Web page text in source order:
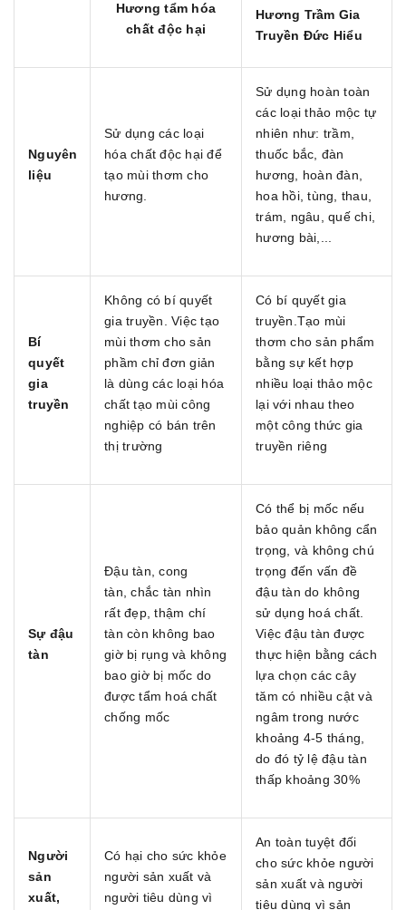
Hương tẩm hóa
chất độc hại
Hương Trầm Gia
Truyền Đức Hiểu
Nguyên
liệu
Sử dụng các loại
hóa chất độc hại để
tạo mùi thơm cho
hương.
Sử dụng hoàn toàn
các loại thảo mộc tự
nhiên như: trầm,
thuốc bắc, đàn
hương, hoàn đàn,
hoa hồi, tùng, thau,
trám, ngâu, quế chi,
hương bài,...
Bí
quyết
gia
truyền
Không có bí quyết
gia truyền. Việc tạo
mùi thơm cho sản
phầm chỉ đơn giản
là dùng các loại hóa
chất tạo mùi công
nghiệp có bán trên
thị trường
Có bí quyết gia
truyền.Tạo mùi
thơm cho sản phẩm
bằng sự kết hợp
nhiều loại thảo mộc
lại với nhau theo
một công thức gia
truyền riêng
Sự đậu
tàn
Đậu tàn, cong
tàn, chắc tàn nhìn
rất đẹp, thậm chí
tàn còn không bao
giờ bị rụng và không
bao giờ bị mốc do
được tẩm hoá chất
chống mốc
Có thể bị mốc nếu
bảo quản không cẩn
trọng, và không chú
trọng đến vấn đề
đậu tàn do không
sử dụng hoá chất.
Việc đậu tàn được
thực hiện bằng cách
lựa chọn các cây
tăm có nhiều cật và
ngâm trong nước
khoảng 4-5 tháng,
do đó tỷ lệ đậu tàn
thấp khoảng 30%
Người
sản
xuất,
Có hại cho sức khỏe
người sản xuất và
người tiêu dùng vì
An toàn tuyệt đối
cho sức khỏe người
sản xuất và người
tiêu dùng vì sản